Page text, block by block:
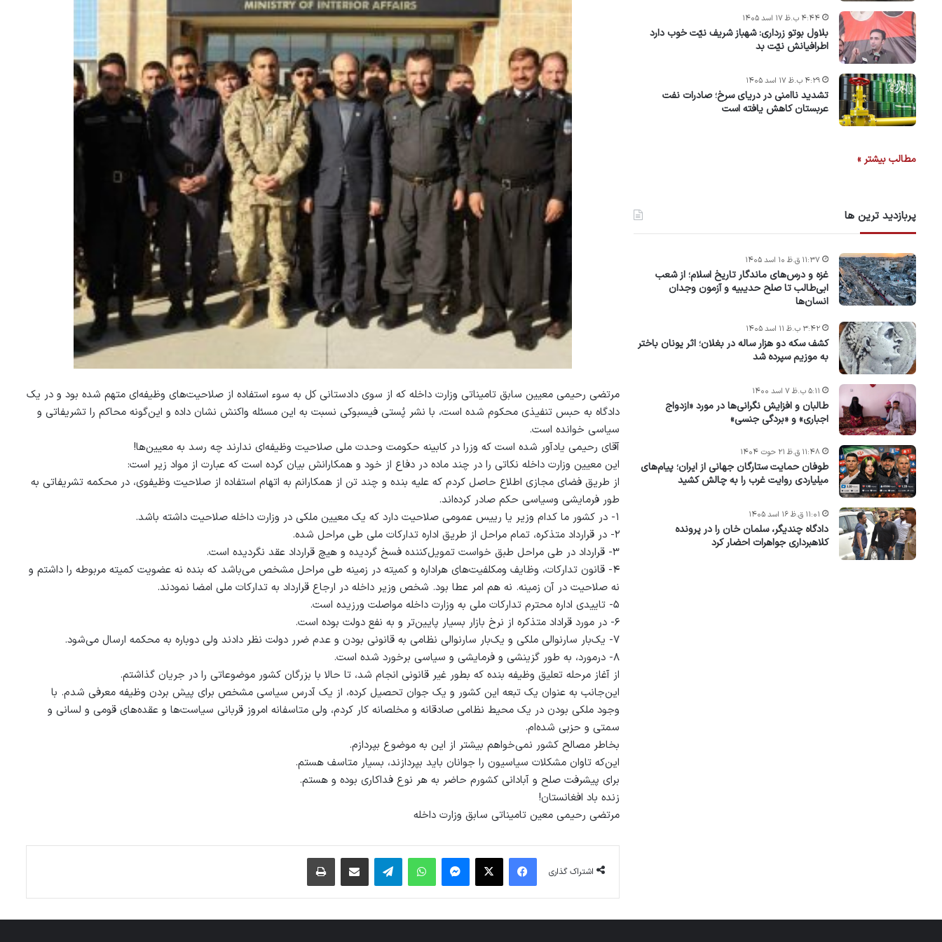
مرتضی رحیمی معیین سابق تامیناتی وزارت داخله که از سوی دادستانی کل به سوء استفاده از صلاحیت‌های وظیفه‌ای متهم شده بود و در یک
دادگاه به حبس تنفیذی محکوم شده است، با نشر پُستی فیسبوکی نسبت به این مسئله واکنش نشان داده و این‌گونه محاکم را تشریفاتی و
سیاسی خوانده است.
آقای رحیمی یادآور شده است که وزرا در کابینه حکومت وحدت ملی صلاحیت وظیفه‌ای ندارند چه رسد به معیین‌ها!
این معیین وزارت داخله نکاتی را در چند ماده در دفاع از خود و همکارانش بیان کرده است که عبارت از مواد زیر است:
از طریق فضای مجازی اطلاع حاصل کردم که علیه بنده و چند تن از همکارانم به اتهام استفاده از صلاحیت وظیفوی، در محکمه تشریفاتی به
طور فرمایشی وسیاسی حکم صادر کرده‌اند.
۱- در کشور ما کدام وزیر یا رییس عمومی صلاحیت دارد که یک معیین ملکی در وزارت داخله صلاحیت داشته باشد.
۲- در قرارداد متذکره، تمام مراحل از طریق اداره تدارکات ملی طی مراحل شده.
۳- قرارداد در طی مراحل طبق خواست تمویل‌کننده فسخ گردیده و هیچ قرارداد عقد نگردیده است.
۴- قانون تدارکات، وظایف ومکلفیت‌های هراداره و کمیته در زمینه طی مراحل مشخص می‌باشد که بنده نه عضویت کمیته مربوطه را داشتم و
نه صلاحیت در آن زمینه. نه هم امر عطا بود. شخص وزیر داخله در ارجاع قرارداد به تدارکات ملی امضا نمودند.
۵- تاییدی اداره محترم تدارکات ملی به وزارت داخله مواصلت ورزیده است.
۶- در مورد قراداد متذکره از نرخ بازار بسیار پایین‌تر و به نفع دولت بوده است.
۷- یک‌بار سارنوالی ملکی و یک‌بار سارنوالی نظامی به قانونی بودن و عدم ضرر دولت نظر دادند ولی دوباره به محکمه ارسال می‌شود.
۸- درمورد، به طور گزینشی و فرمایشی و سیاسی برخورد شده است.
از آغاز مرحله تعلیق وظیفه بنده که بطور غیر قانونی انجام شد، تا حالا با بزرگان کشور موضوعاتی را در جریان گذاشتم.
این‌جانب به عنوان یک تبعه این کشور و یک جوان تحصیل کرده، از یک آدرس سیاسی مشخص برای پیش بردن وظیفه معرفی شدم. با
وجود ملکی بودن در یک محیط نظامی صادقانه و مخلصانه کار کردم، ولی متاسفانه امروز قربانی سیاست‌ها و عقده‌های قومی و لسانی و
سمتی و حزبی شده‌ام.
بخاطر مصالح کشور نمی‌خواهم بیشتر از این به موضوع بپردازم.
این‌که تاوان مشکلات سیاسیون را جوانان باید بپردازند، بسیار متاسف هستم.
برای پیشرفت صلح و آبادانی کشورم حاضر به هر نوع فداکاری بوده و هستم.
زنده باد افغانستان!
مرتضی رحيمی معين تاميناتی سابق وزارت داخله
اشتراک گذاری
فیس بوک X پیام رسان واتس آپ تلگرام اشتراک گذاری از طریق ایمیل
بلاول بوتو زرداری: شهباز شریف نیّت خوب دارد
اطرافیانش نیّت بد
۴:۴۴ ب.ظ ۱۷ اسد ۱۴۰۵
تشدید ناامنی در دریای سرخ؛ صادرات نفت
عربستان کاهش یافته است
۴:۲۹ ب.ظ ۱۷ اسد ۱۴۰۵
مطالب بیشتر »
پربازدید ترین ها
غزه و درس‌های ماندگار تاریخ اسلام؛ از شعب
ابی‌طالب تا صلح حدیبیه و آزمون وجدان
انسان‌ها
۱۱:۳۷ ق.ظ ۱۰ اسد ۱۴۰۵
کشف سکه دو هزار ساله در بغلان؛ اثر یونان باختر
به موزیم سپرده شد
۳:۴۲ ب.ظ ۱۱ اسد ۱۴۰۵
طالبان و افزایش نگرانی‌ها در مورد «ازدواج
اجباری» و «بردگی جنسی»
۵:۱۱ ب.ظ ۷ اسد ۱۴۰۰
طوفان حمایت ستارگان جهانی از ایران؛ پیام‌های
میلیاردی روایت غرب را به چالش کشید
۱۱:۴۸ ق.ظ ۲۱ حوت ۱۴۰۴
دادگاه چندیگر، سلمان خان را در پرونده
کلاهبرداری جواهرات احضار کرد
۱۱:۰۱ ق.ظ ۱۶ اسد ۱۴۰۵